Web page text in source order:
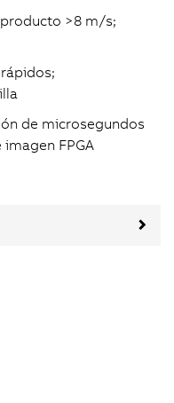
>8 m/s;
de microsegundos
FPGA